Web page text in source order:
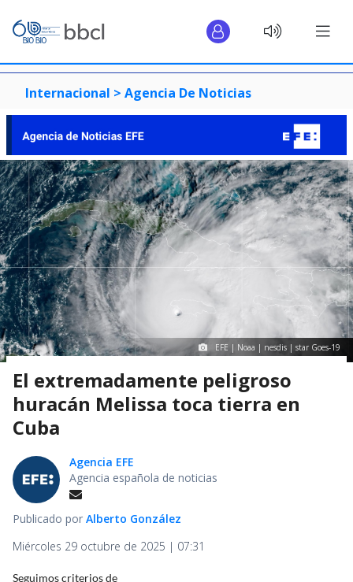
Internacional > Agencia De Noticias
EFE | Noaa | nesdis | star Goes-19
El extremadamente peligroso
huracán Melissa toca tierra en
Cuba
Agencia EFE
Agencia española de noticias
Publicado por Alberto González
Miércoles 29 octubre de 2025 | 07:31
Seguimos criterios de